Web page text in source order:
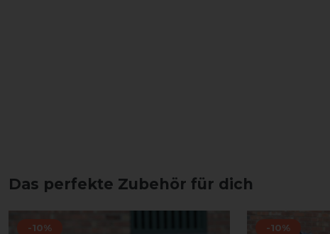
Das perfekte Zubehör für dich
-10% -10%